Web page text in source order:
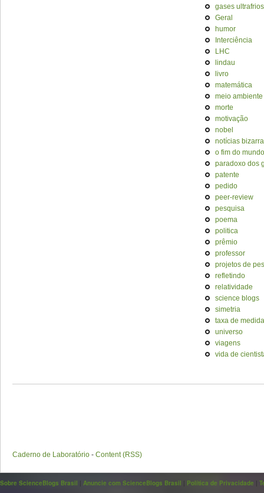
gases ultrafrios
Geral
humor
Interciência
LHC
lindau
livro
matemática
meio ambiente
morte
motivação
nobel
notícias
o fim do mundo
paradoxo dos
patente
pedido
peer-review
pesquisa
poema
politica
prêmio
professor
projetos de
refletindo
relatividade
science blogs
simetria
taxa de medida
universo
viagens
vida de
Caderno de Laboratório - Content (RSS)
Sobre ScienceBlogs Brasil | Anuncie com ScienceBlogs Brasil Política de Privacidade